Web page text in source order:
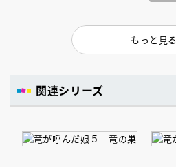
もっと見る
関連シリーズ